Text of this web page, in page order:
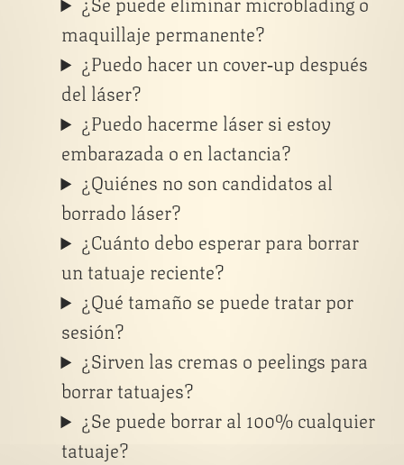
maquillaje permanente?
¿Puedo hacer un cover‑up después
del láser?
¿Puedo hacerme láser si estoy
embarazada o en lactancia?
¿Quiénes no son candidatos al
borrado láser?
¿Cuánto debo esperar para borrar
un tatuaje reciente?
¿Qué tamaño se puede tratar por
sesión?
¿Sirven las cremas o peelings para
borrar tatuajes?
¿Se puede borrar al 100% cualquier
tatuaje?